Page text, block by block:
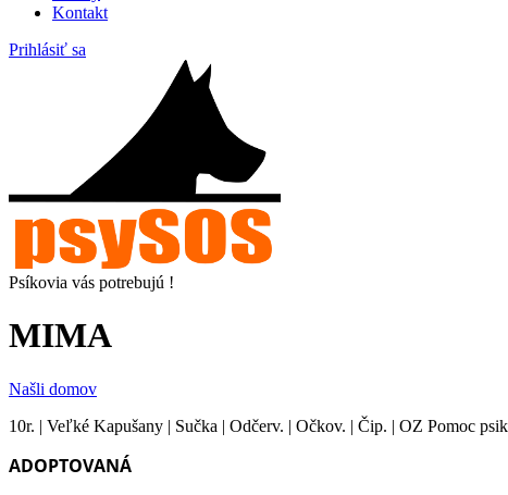
Kontakt
Prihlásiť sa
Psíkovia vás potrebujú !
MIMA
Našli domov
10r. | Veľké Kapušany | Sučka | Odčerv. | Očkov. | Čip. | OZ Pomoc
ADOPTOVANÁ